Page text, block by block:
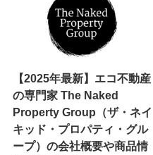
【2025年最新】エコ不動産
の専門家 The Naked
Property Group（ザ・ネイ
キッド・プロパティ・グル
ープ）の会社概要や商品情